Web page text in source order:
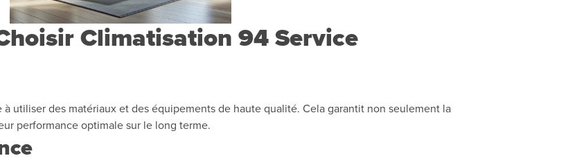
Climatisation 94 Service
à utiliser des matériaux et des équipements de haute qualité. Cela garantit non seulement la
performance optimale sur le long terme.